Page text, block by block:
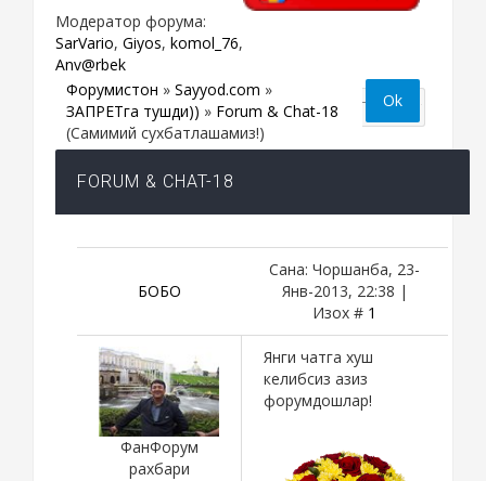
Модератор форума:
SarVario, Giyos, komol_76,
Anv@rbek
Форумистон » Sayyod.com »
ЗАПРЕТга тушди)) » Forum & Chat-18
(Самимий сухбатлашамиз!)
FORUM & CHAT-18
БОБО
Сана: Чоршанба, 23-
Янв-2013, 22:38 |
Изох # 1
ФанФорум
рахбари
Янги чатга хуш
келибсиз азиз
форумдошлар!